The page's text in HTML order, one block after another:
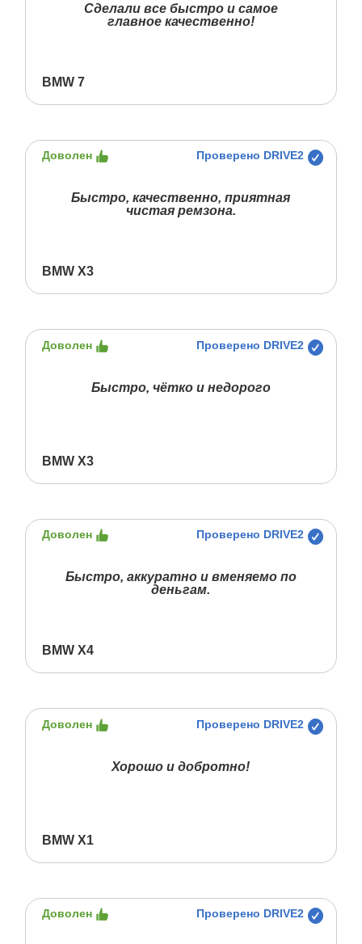
Сделали все быстро и самое
главное качественно!
BMW 7
Доволен Проверено DRIVE2
Быстро, качественно, приятная
чистая ремзона.
BMW X3
Доволен Проверено DRIVE2
Быстро, чётко и недорого
BMW X3
Доволен Проверено DRIVE2
Быстро, аккуратно и вменяемо по
деньгам.
BMW X4
Доволен Проверено DRIVE2
Хорошо и добротно!
BMW X1
Доволен Проверено DRIVE2